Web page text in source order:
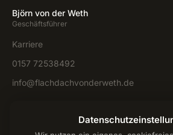
Björn von der Weth
Geschäftsführer
Karriere
0157 72538492
info@flachdachvonderweth.de